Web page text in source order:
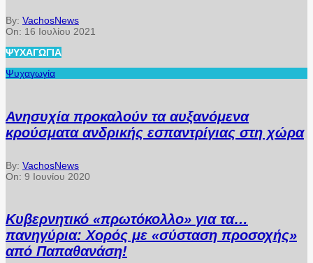
By: VachosNews
On: 16 Ιουλίου 2021
ΨΥΧΑΓΩΓΊΑ
Ψυχαγωγία
Ανησυχία προκαλούν τα αυξανόμενα
κρούσματα ανδρικής εσπαντρίγιας στη χώρα
By: VachosNews
On: 9 Ιουνίου 2020
Κυβερνητικό «πρωτόκολλο» για τα…
πανηγύρια: Χορός με «σύσταση προσοχής»
από Παπαθανάση!